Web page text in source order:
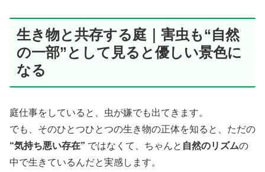
生き物と共存する庭｜害虫も“自然
の一部”として見ると優しい景色に
なる
庭仕事をしていると、虫が嫌でも出てきます。
でも、そのひとつひとつの生き物の正体を知ると、ただの
“気持ち悪い存在” ではなくて、ちゃんと 自然のリズムの
中で生きているんだと実感します。